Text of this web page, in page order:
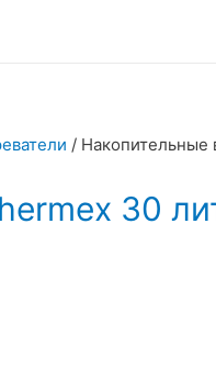
/ Накопительные
30